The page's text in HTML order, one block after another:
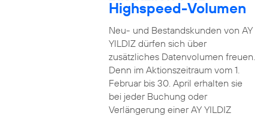
Highspeed-Volumen
Neu- und Bestandskunden von AY
YILDIZ dürfen sich über
zusätzliches Datenvolumen freuen.
Denn im Aktionszeitraum vom 1.
Februar bis 30. April erhalten sie
bei jeder Buchung oder
Verlängerung einer AY YILDIZ